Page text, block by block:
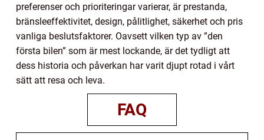
preferenser och prioriteringar varierar, är prestanda,
bränsleeffektivitet, design, pålitlighet, säkerhet och pris
vanliga beslutsfaktorer. Oavsett vilken typ av ”den
första bilen” som är mest lockande, är det tydligt att
dess historia och påverkan har varit djupt rotad i vårt
sätt att resa och leva.
FAQ